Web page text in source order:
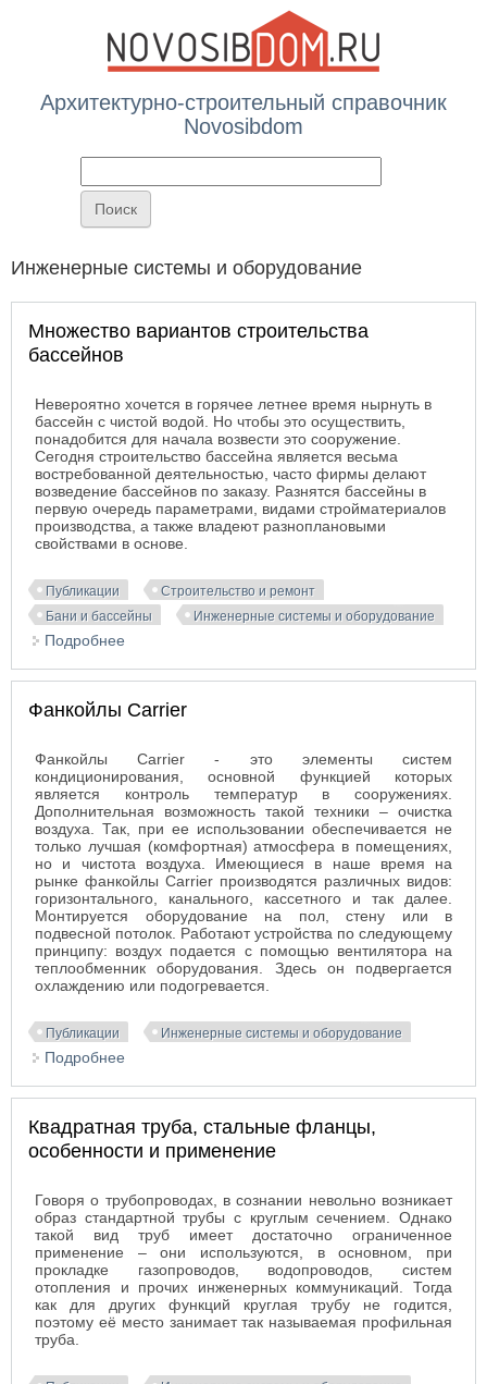
Архитектурно-строительный справочник
Novosibdom
Вы здесь
Инженерные системы и оборудование
Множество вариантов строительства
бассейнов
Невероятно хочется в горячее летнее время нырнуть в
бассейн с чистой водой. Но чтобы это осуществить,
понадобится для начала возвести это сооружение.
Сегодня строительство бассейна является весьма
востребованной деятельностью, часто фирмы делают
возведение бассейнов по заказу. Разнятся бассейны в
первую очередь параметрами, видами стройматериалов
производства, а также владеют разноплановыми
свойствами в основе.
Публикации
Строительство и ремонт
Бани и бассейны
Инженерные системы и оборудование
Подробнее
Фанкойлы Carrier
Фанкойлы Carrier - это элементы систем
кондиционирования, основной функцией которых
является контроль температур в сооружениях.
Дополнительная возможность такой техники – очистка
воздуха. Так, при ее использовании обеспечивается не
только лучшая (комфортная) атмосфера в помещениях,
но и чистота воздуха. Имеющиеся в наше время на
рынке фанкойлы Carrier производятся различных видов:
горизонтального, канального, кассетного и так далее.
Монтируется оборудование на пол, стену или в
подвесной потолок. Работают устройства по следующему
принципу: воздух подается с помощью вентилятора на
теплообменник оборудования. Здесь он подвергается
охлаждению или подогревается.
Публикации Инженерные системы и оборудование
Подробнее
Квадратная труба, стальные фланцы,
особенности и применение
Говоря о трубопроводах, в сознании невольно возникает
образ стандартной трубы с круглым сечением. Однако
такой вид труб имеет достаточно ограниченное
применение – они используются, в основном, при
прокладке газопроводов, водопроводов, систем
отопления и прочих инженерных коммуникаций. Тогда
как для других функций круглая трубу не годится,
поэтому её место занимает так называемая профильная
труба.